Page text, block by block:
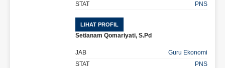
STAT
PNS
LIHAT PROFIL
Setianam Qomariyati, S.Pd
JAB
Guru Ekonomi
STAT
PNS